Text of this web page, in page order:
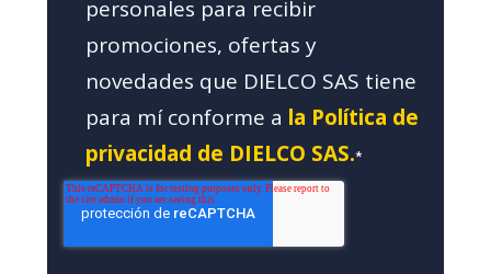
personales para recibir
promociones, ofertas y
novedades que DIELCO SAS tiene
para mí conforme a la Política de
privacidad de DIELCO SAS.*